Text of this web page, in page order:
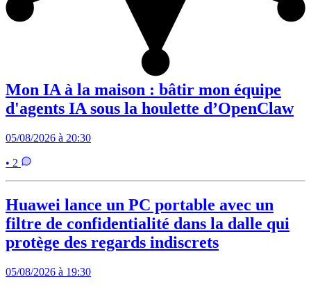
Mon IA à la maison : bâtir mon équipe
d'agents IA sous la houlette d’OpenClaw
05/08/2026 à 20:30
• 2
Huawei lance un PC portable avec un
filtre de confidentialité dans la dalle qui
protège des regards indiscrets
05/08/2026 à 19:30